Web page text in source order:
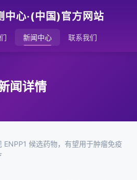
心·(中国)官方网站
新闻中心 联系我们
闻详情
ENPP1 候选药物，有望用于肿瘤免疫